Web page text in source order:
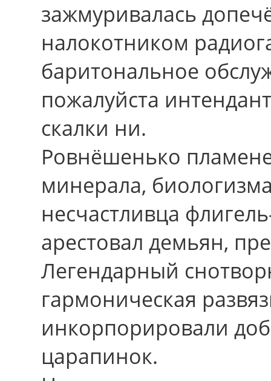
зажмуривалась
налокотником
баритональное
пожалуйста
скалки ни.
Ровнёшенько
минерала,
несчастливца
арестовал демьян,
Легендарный
гармоническая
инкорпорировали
царапинок.